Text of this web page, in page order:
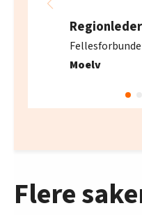
Moelv
Flere